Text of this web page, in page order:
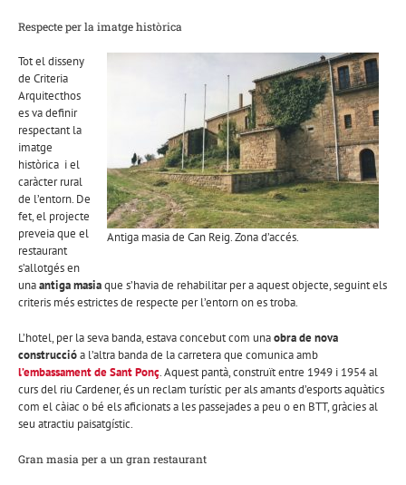
Respecte per la imatge històrica
Antiga masia de Can Reig. Zona d’accés.
Tot el disseny
de Criteria
Arquitecthos
es va definir
respectant la
imatge
històrica i el
caràcter rural
de l’entorn. De
fet, el projecte
preveia que el
restaurant
s’allotgés en
unaantiga masiaque s’havia de rehabilitar per a aquest objecte, seguint els
criteris més estrictes de respecte per l’entorn on es troba.
L’hotel, per la seva banda, estava concebut com unaobra de nova
construccióa l’altra banda de la carretera que comunica amb
l’embassament de Sant Ponç. Aquest pantà, construït entre 1949 i 1954 al
curs del riu Cardener, és un reclam turístic per als amants d’esports aquàtics
com el càiac o bé els aficionats a les passejades a peu o en BTT, gràcies al
seu atractiu paisatgístic.
Gran masia per a un gran restaurant